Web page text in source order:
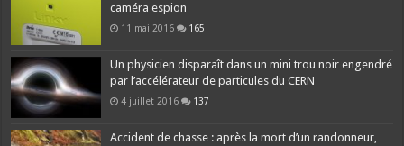
caméra espion
11 mai 2016 165
Un physicien disparaît dans un mini trou noir engendré
par l’accélérateur de particules du CERN
4 juillet 2016 137
Accident de chasse : après la mort d’un randonneur,